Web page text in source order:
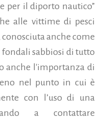
per il diporto nautico”
alle vittime di pesci
anche come
fondali sabbiosi di tutto
anche l'importanza di
nel punto in cui è
con l’uso di una
a contattare